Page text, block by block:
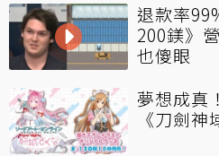
退款率
200鎂》
也傻眼
夢想成真
《刀劍